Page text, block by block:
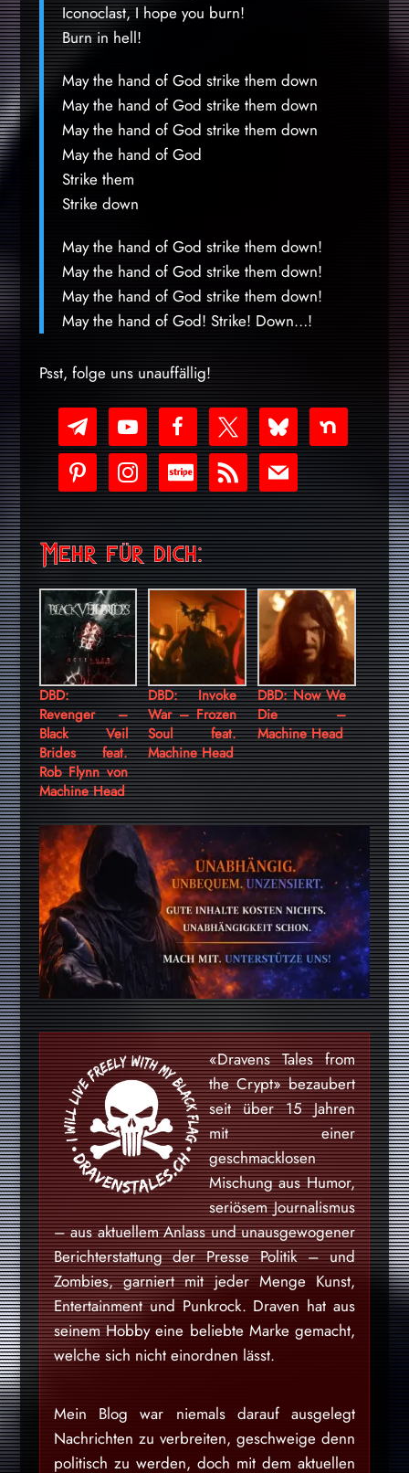
Iconoclast, I hope you burn!
Burn in hell!
May the hand of God strike them down
May the hand of God strike them down
May the hand of God strike them down
May the hand of God
Strike them
Strike down
May the hand of God strike them down!
May the hand of God strike them down!
May the hand of God strike them down!
May the hand of God! Strike! Down…!
Psst, folge uns unauffällig!
telegram
youtube-
play
facebookx bluesky nextdoor
pinterestinstagram
cc-
stripe
rss mail
Mehr für dich:
DBD:
Revenger –
Black Veil
Brides feat.
Rob Flynn von
Machine Head
DBD: Invoke
War – Frozen
Soul feat.
Machine Head
DBD: Now We
Die –
Machine Head
«Dravens Tales from
the Crypt» bezaubert
seit über 15 Jahren
mit einer
geschmacklosen
Mischung aus Humor,
seriösem Journalismus
– aus aktuellem Anlass und unausgewogener
Berichterstattung der Presse Politik – und
Zombies, garniert mit jeder Menge Kunst,
Entertainment und Punkrock. Draven hat aus
seinem Hobby eine beliebte Marke gemacht,
welche sich nicht einordnen lässt.
Mein Blog war niemals darauf ausgelegt
Nachrichten zu verbreiten, geschweige denn
politisch zu werden, doch mit dem aktuellen